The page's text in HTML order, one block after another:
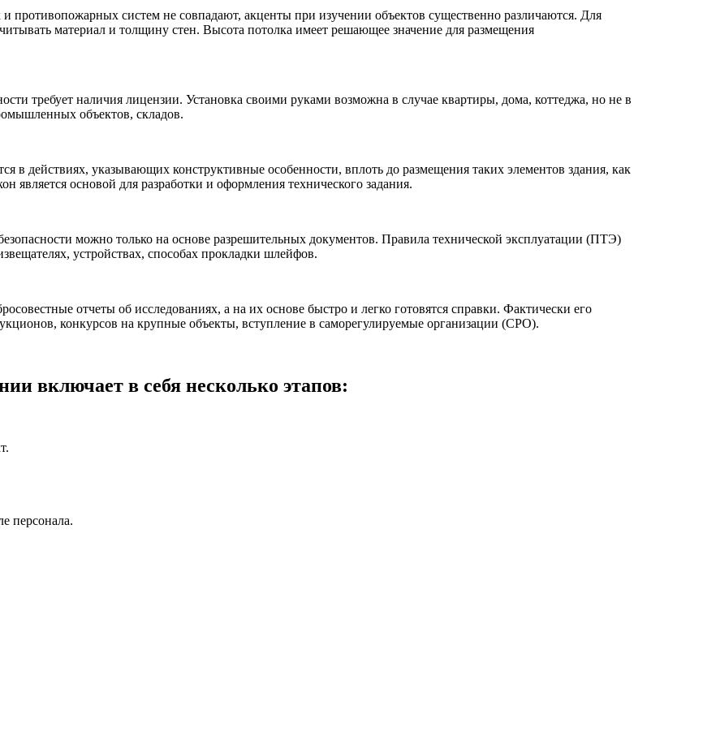
противопожарных систем не совпадают, акценты при изучении объектов существенно различаются. Для
материал и толщину стен. Высота потолка имеет решающее значение для размещения
требует наличия лицензии. Установка своими руками возможна в случае квартиры, дома, коттеджа, но не в
объектов, складов.
в действиях, указывающих конструктивные особенности, вплоть до размещения таких элементов здания, как
является основой для разработки и оформления технического задания.
можно только на основе разрешительных документов. Правила технической эксплуатации (ПТЭ)
устройствах, способах прокладки шлейфов.
отчеты об исследованиях, а на их основе быстро и легко готовятся справки. Фактически его
конкурсов на крупные объекты, вступление в саморегулируемые организации (СРО).
включает в себя несколько этапов:
персонала.